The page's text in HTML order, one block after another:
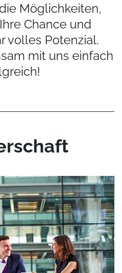
Möglichkeiten,
Chance und
volles Potenzial.
mit uns einfach